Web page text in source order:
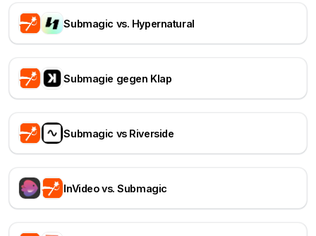
Submagic vs. Hypernatural
Submagie gegen Klap
Submagic vs Riverside
InVideo vs. Submagic